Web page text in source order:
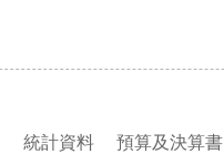
統計資料 預算及決算書